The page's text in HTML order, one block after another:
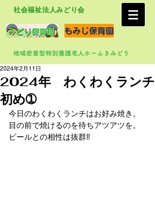
社会福祉法人みどり会
2024年 わくわくランチ
初め➀
2024年2月11日
今日のわくわくランチはお好み焼き。
目の前で焼けるのを待ちアツアツを。
ビールとの相性は抜群‼